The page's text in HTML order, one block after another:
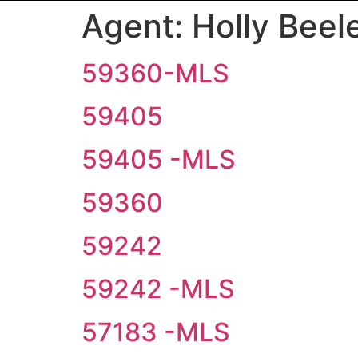
Agent: Holly
59360-MLS
59405
59405 -MLS
59360
59242
59242 -MLS
57183 -MLS